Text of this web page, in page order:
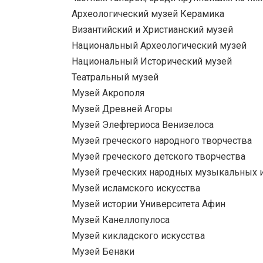
Археологический музей Керамика
Византийский и Христианский музей
Национальный Археологический музей
Национальный Исторический музей
Театральный музей
Музей Акрополя
Музей Древней Агоры
Музей Элефтериоса Венизелоса
Музей греческого народного творчества
Музей греческого детского творчества
Музей греческих народных музыкальных
Музей исламского искусства
Музей истории Университета Афин
Музей Канеллопулоса
Музей кикладского искусства
Музей Бенаки